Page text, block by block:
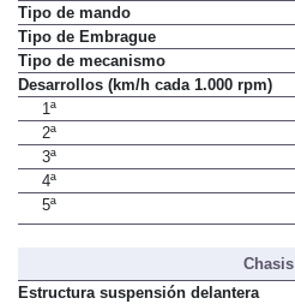
Tipo de mando
Tipo de Embrague
Tipo de mecanismo
Desarrollos (km/h cada 1.000 rpm)
1ª
2ª
3ª
4ª
5ª
Chasis
Estructura suspensión delantera